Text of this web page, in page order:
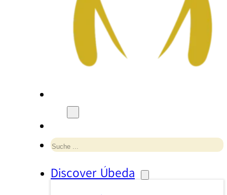
Suchen
Discover Úbeda